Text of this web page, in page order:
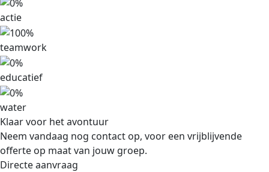
actie
teamwork
educatief
water
Klaar voor het avontuur
Neem vandaag nog contact op, voor een vrijblijvende
offerte op maat van jouw groep.
Directe aanvraag